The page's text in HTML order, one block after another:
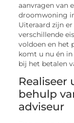
aanvragen van
droomwoning
Uiteraard zijn
verschillende
voldoen en het
komt u nu én
bij het betalen
behulp
adviseur